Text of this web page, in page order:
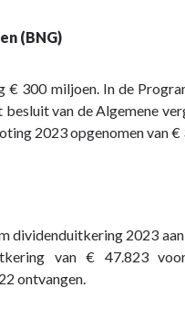
(BNG)
300 miljoen. In de
van de Algemene
2023 opgenomen van €
dividenduitkering 2023
van € 47.823
ontvangen.